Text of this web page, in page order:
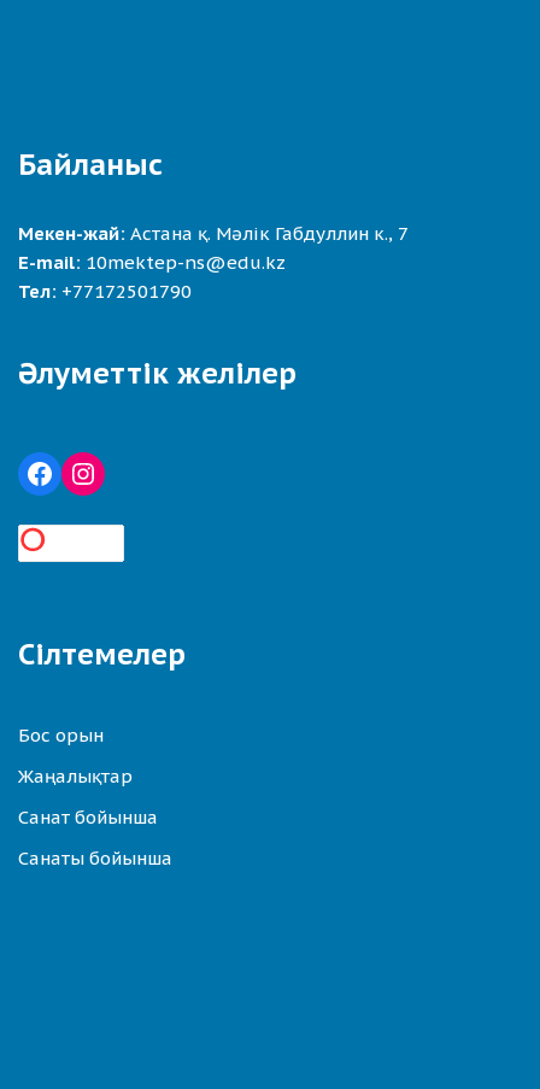
Байланыс
Мекен-жай: Астана қ. Мәлік Габдуллин к., 7
E-mail: 10mektep-ns@edu.kz
Тел: +77172501790
Әлуметтік желілер
Сілтемелер
Бос орын
Жаңалықтар
Санат бойынша
Санаты бойынша